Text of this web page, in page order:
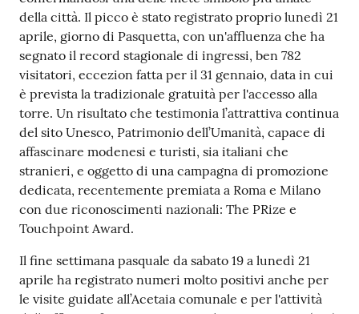
della città. Il picco è stato registrato proprio lunedì 21
aprile, giorno di Pasquetta, con un'affluenza che ha
segnato il record stagionale di ingressi, ben 782
visitatori, eccezion fatta per il 31 gennaio, data in cui
è prevista la tradizionale gratuità per l'accesso alla
torre. Un risultato che testimonia l’attrattiva continua
del sito Unesco, Patrimonio dell’Umanità, capace di
affascinare modenesi e turisti, sia italiani che
stranieri, e oggetto di una campagna di promozione
dedicata, recentemente premiata a Roma e Milano
con due riconoscimenti nazionali: The PRize e
Touchpoint Award.
Il fine settimana pasquale da sabato 19 a lunedì 21
aprile ha registrato numeri molto positivi anche per
le visite guidate all’Acetaia comunale e per l'attività